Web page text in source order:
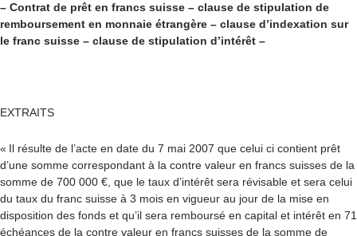
– Contrat de prêt en francs suisse – clause de stipulation de
remboursement en monnaie étrangère – clause d’indexation sur
le franc suisse – clause de stipulation d’intérêt –
EXTRAITS
« Il résulte de l’acte en date du 7 mai 2007 que celui ci contient prêt
d’une somme correspondant à la contre valeur en francs suisses de la
somme de 700 000 €, que le taux d’intérêt sera révisable et sera celui
du taux du franc suisse à 3 mois en vigueur au jour de la mise en
disposition des fonds et qu’il sera remboursé en capital et intérêt en 71
échéances de la contre valeur en francs suisses de la somme de